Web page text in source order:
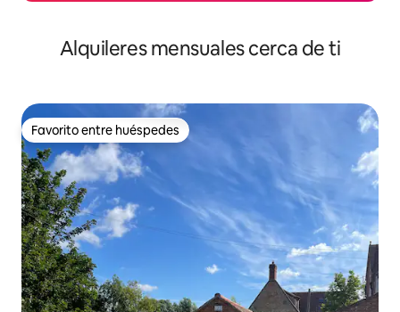
Alquileres mensuales cerca de ti
Favorito entre huéspedes
Favorito entre huéspedes